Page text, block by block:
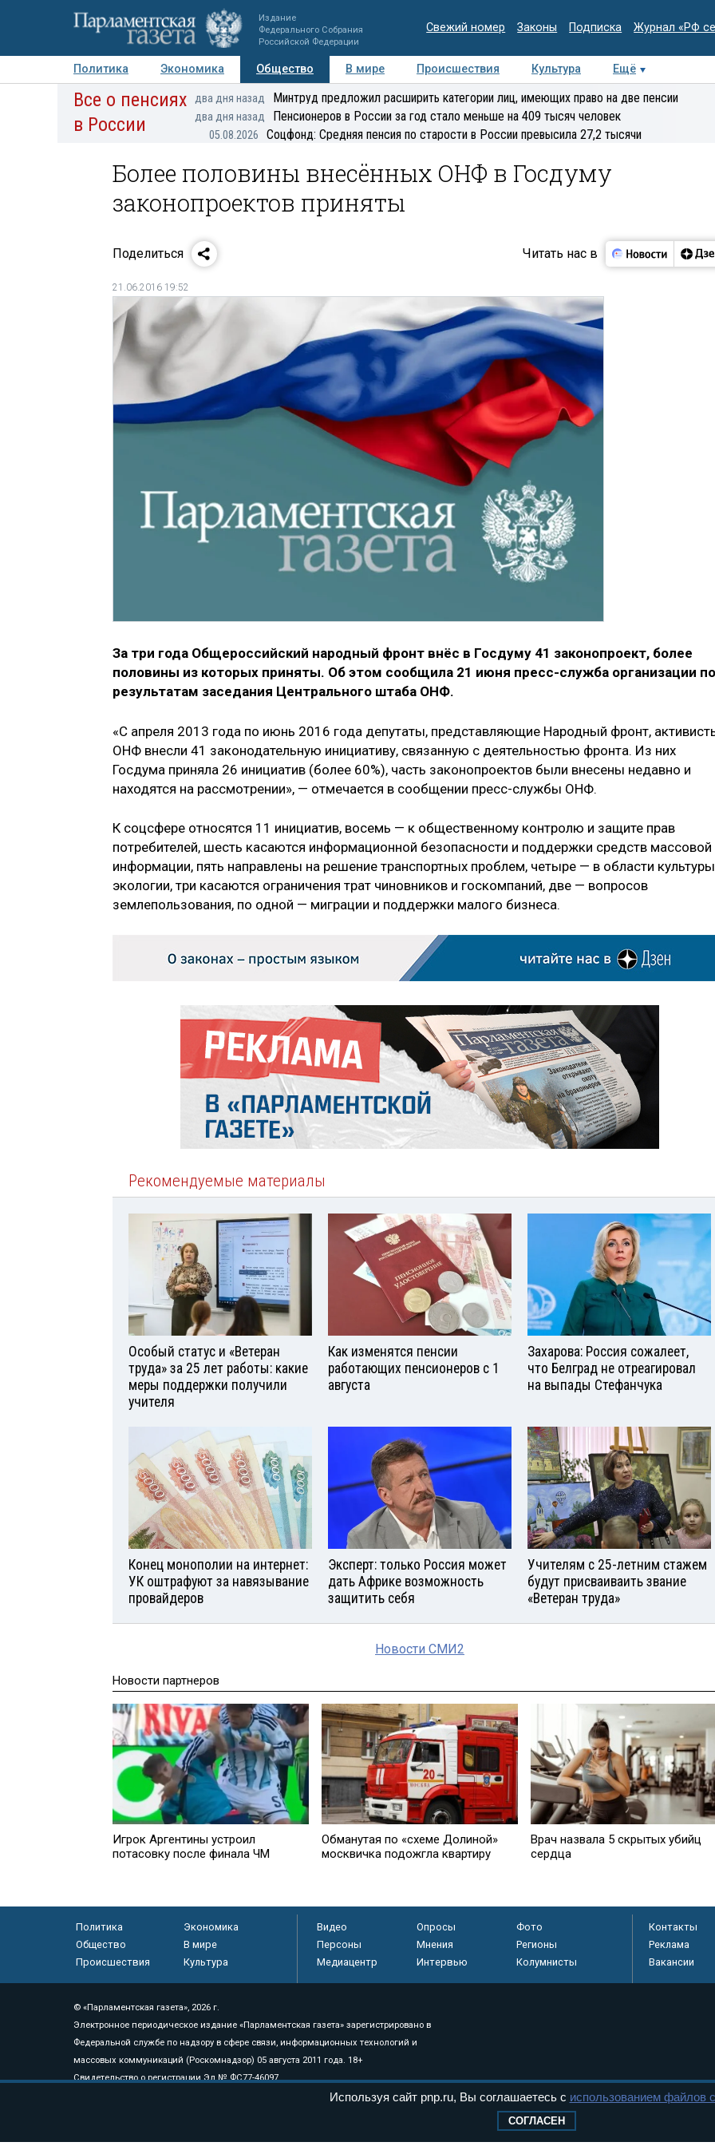
Издание
Федерального Собрания
Российской Федерации
Свежий номер Законы Подписка Журнал «РФ
Политика Экономика Общество В мире Происшествия Культура
Ещё
Авторы Персоны Мнения Регионы Медиацентр Интервью Колумнисты
Все о пенсиях
в России
два дня назад Минтруд предложил расширить категории лиц, имеющих право на две пенсии
два дня назад Пенсионеров в России за год стало меньше на 409 тысяч человек
05.08.2026 Соцфонд: Средняя пенсия по старости в России превысила 27,2 тысячи
Более половины внесённых ОНФ в Госдуму
законопроектов приняты
Поделиться Читать нас в
21.06.2016 19:52
За три года Общероссийский народный фронт внёс в Госдуму 41 законопроект, более
половины из которых приняты. Об этом сообщила 21 июня пресс-служба организации по
результатам заседания Центрального штаба ОНФ.
«С апреля 2013 года по июнь 2016 года депутаты, представляющие Народный фронт,
ОНФ внесли 41 законодательную инициативу, связанную с деятельностью фронта. Из них
Госдума приняла 26 инициатив (более 60%), часть законопроектов были внесены недавно и
находятся на рассмотрении», — отмечается в сообщении пресс-службы ОНФ.
К соцсфере относятся 11 инициатив, восемь — к общественному контролю и защите прав
потребителей, шесть касаются информационной безопасности и поддержки средств массовой
информации, пять направлены на решение транспортных проблем, четыре — в области
экологии, три касаются ограничения трат чиновников и госкомпаний, две — вопросов
землепользования, по одной — миграции и поддержки малого бизнеса.
Рекомендуемые материалы
Особый статус и «Ветеран
труда» за 25 лет работы: какие
меры поддержки получили
учителя
Как изменятся пенсии
работающих пенсионеров с 1
августа
Захарова: Россия сожалеет,
что Белград не отреагировал
на выпады Стефанчука
Конец монополии на интернет:
УК оштрафуют за навязывание
провайдеров
Эксперт: только Россия может
дать Африке возможность
защитить себя
Учителям с 25-летним стажем
будут присваиваить звание
«Ветеран труда»
Новости СМИ2
Новости партнеров
Игрок Аргентины устроил
потасовку после финала ЧМ
Обманутая по «схеме Долиной»
москвичка подожгла квартиру
Врач назвала 5 скрытых убийц
сердца
Политика
Экономика
Общество
В мире
Происшествия
Культура
Видео Опросы
Фото
Персоны
Мнения
Регионы
Медиацентр
Интервью Колумнисты
Контакты
Реклама
Вакансии
© «Парламентская газета», 2026 г.
Электронное периодическое издание «Парламентская газета» зарегистрировано в
Федеральной службе по надзору в сфере связи, информационных технологий и
массовых коммуникаций (Роскомнадзор) 05 августа 2011 года. 18+
Свидетельство о регистрации Эл № ФС77-46097
Используя сайт pnp.ru, Вы соглашаетесь с использованием файлов
СОГЛАСЕН